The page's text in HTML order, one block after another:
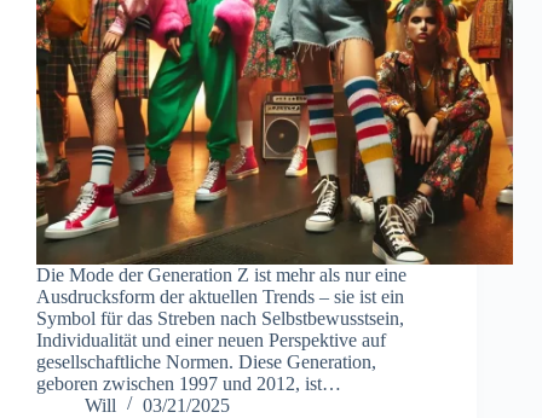
Die Mode der Generation Z ist mehr als nur eine
Ausdrucksform der aktuellen Trends – sie ist ein
Symbol für das Streben nach Selbstbewusstsein,
Individualität und einer neuen Perspektive auf
gesellschaftliche Normen. Diese Generation,
geboren zwischen 1997 und 2012, ist…
Will
03/21/2025